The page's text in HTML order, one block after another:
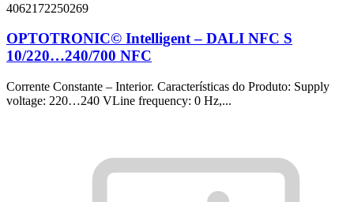
4062172250269
OPTOTRONIC© Intelligent – DALI NFC S
10/220…240/700 NFC
Corrente Constante – Interior. Características do Produto: Supply
voltage: 220…240 VLine frequency: 0 Hz,...